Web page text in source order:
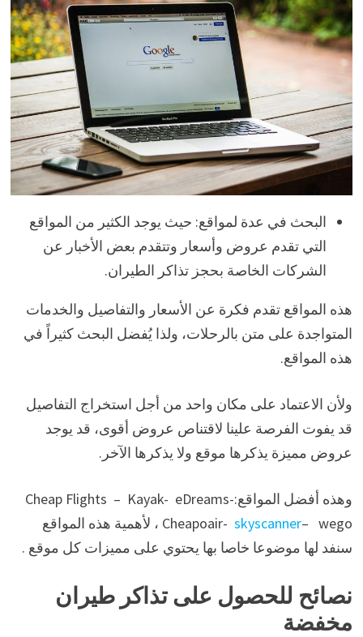
البحث في عدة لمواقع: حيث يوجد الكثير من المواقع
التي تقدم عروض وأسعار وتتقدم بعض الأخبار عن
الشركات الخاصة بحجز تذاكر الطيران.
هذه المواقع تقدم فكرة عن الأسعار والتفاصيل والخدمات
المتواجدة على متن بالرحلات، ولذا يُفضل البحث كثيراً في
هذه المواقع.
ولأن الاعتماد على مكان واحد من أجل استخراج التفاصيل
قد يفوت الفرصة علينا لاقتناص عروض أقوى، قد يوجد
عروض مميزة يذكرها موقع ولا يذكرها الآخر.
وهذه أفضل المواقع:Cheap Flights – Kayak- eDreams-
Cheapoair-skyscanner
– wego، لأهمية هذه المواقع
سنفد لها موضوعا خاصا بها يحتوي على مميزات كل موقع .
نصائح للحصول على تذاكر طيران
مخفضة